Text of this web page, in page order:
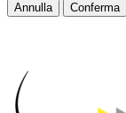
Annulla Conferma